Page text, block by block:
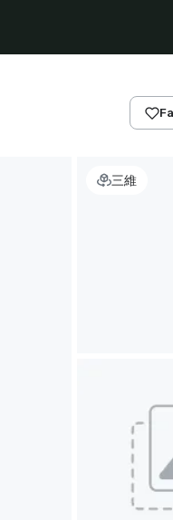
三維